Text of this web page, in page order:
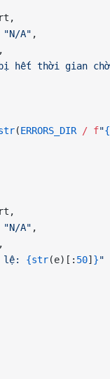
"N/A" ,
hết thời gian
(ERRORS_DIR / f"{
"N/A" ,
lệ: {str(e)[: 50] }"